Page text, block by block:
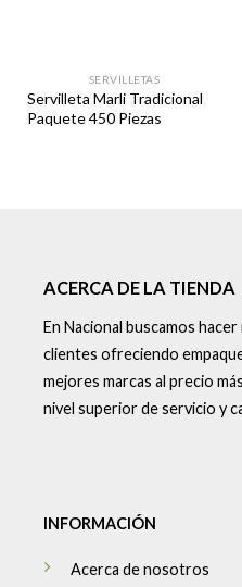
SERVILLETAS
Servilleta Marli Tradicional
Paquete 450 Piezas
ACERCA DE LA TIENDA
En Nacional buscamos
clientes ofreciendo
mejores marcas al precio
nivel superior de servicio y
INFORMACIÓN
Acerca de nosotros